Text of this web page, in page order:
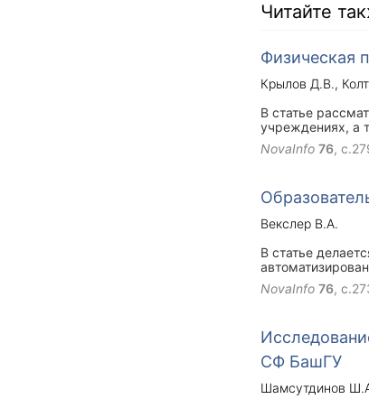
Читайте
Физическая
Крылов Д.В.
В статье
учреждениях, а
NovaInfo 76,
Векслер В.А.
В статье
NovaInfo 76,
СФ БашГУ
Шамсутдинов